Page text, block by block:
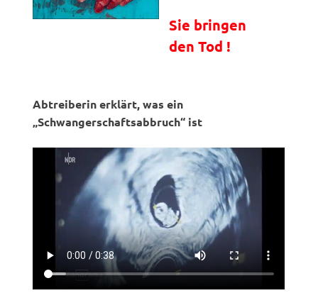
Sie bringen
den Tod !
Abtreiberin erklärt, was ein
„Schwangerschaftsabbruch“ ist